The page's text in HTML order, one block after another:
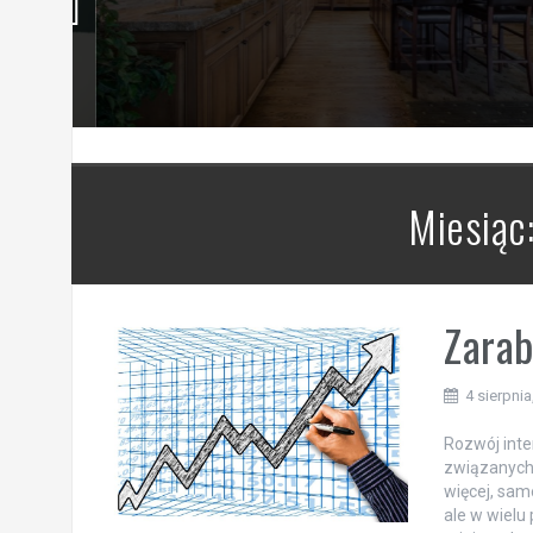
Miesiąc:
4
Rozwój
więcej,
ale w wielu